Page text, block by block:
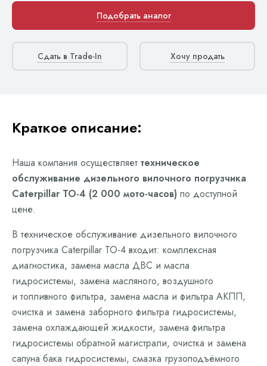
Подобрать аналог
Сдать в Trade-In Хочу продать
Краткое описание:
Наша компания осуществляет техническое
обслуживание дизельного вилочного погрузчика
Caterpillar ТО-4 (2 000 мото-часов) по доступной
цене.
В техническое обслуживание дизельного вилочного
погрузчика Caterpillar ТО-4 входит: комплексная
диагностика, замена масла ДВС и масла
гидросистемы, замена масляного, воздушного
и топливного фильтра, замена масла и фильтра АКПП,
очистка и замена заборного фильтра гидросистемы,
замена охлаждающей жидкости, замена фильтра
гидросистемы обратной магистрали, очистка и замена
сапуна бака гидросистемы, смазка грузоподъёмного